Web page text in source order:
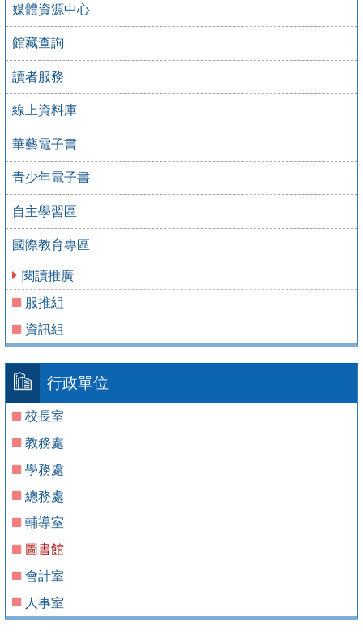
媒體資源中心
館藏查詢
讀者服務
線上資料庫
華藝電子書
青少年電子書
自主學習區
國際教育專區
閱讀推廣
服推組
資訊組
行政單位
校長室
教務處
學務處
總務處
輔導室
圖書館
會計室
人事室